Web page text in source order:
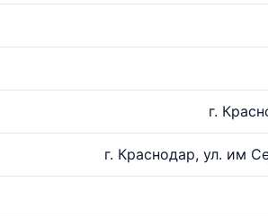
г.
г. Краснодар, ул. им